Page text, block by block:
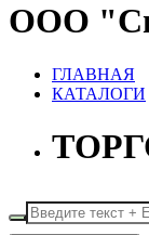
ООО
ГЛАВНАЯ
КАТАЛОГИ